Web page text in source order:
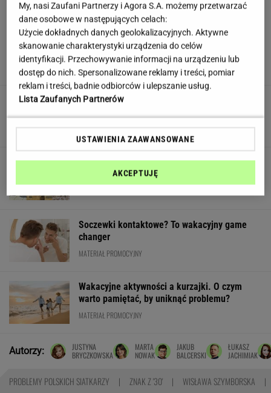
Księżniczka musi iść do wojska. Tyle czasu
spędzi w armii
Rekord padł w niewielkim stawie. Taki okaz
Geograficzny quiz wyłoni ekspertów. Tylko
30% z was zdobywa komplet!
Soczewki kontaktowe? To wakacyjny game
changer
MATERIAŁ PROMOCYJNY
Wakacyjne aktywności a kurzajki. O czym
warto pamiętać, by uniknąć problemu?
MATERIAŁ PROMOCYJNY
Autorzy:
JUSTYNA
BRYCZKOWSKA
MARTA
NOWAK
JAKUB
BALCERSKI
ŁUKASZ
JACHIMIAK
PROBLEMY POLSKICH SIATKARZY ZNAK Z '30' WISŁAWA SZYMBORSKA
My, nasi Zaufani Partnerzy i Agora S.A. możemy przetwarzać
dane osobowe w następujących celach:
Użycie dokładnych danych geolokalizacyjnych. Aktywne
skanowanie charakterystyki urządzenia do celów
identyfikacji. Przechowywanie informacji na urządzeniu lub
dostęp do nich. Spersonalizowane reklamy i treści, pomiar
reklam i treści, badnie odbiorców i ulepszanie usług.
Lista Zaufanych Partnerów
USTAWIENIA ZAAWANSOWANE
AKCEPTUJĘ